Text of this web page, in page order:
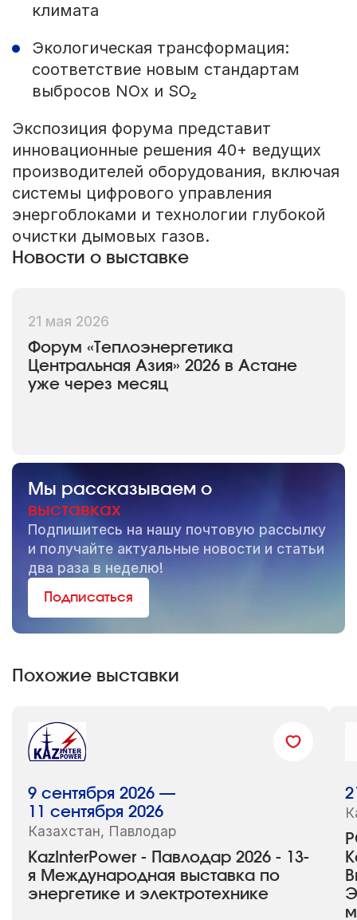
климата
Экологическая трансформация:
соответствие новым стандартам
выбросов NOx и SO₂
Экспозиция форума представит
инновационные решения 40+ ведущих
производителей оборудования, включая
системы цифрового управления
энергоблоками и технологии глубокой
очистки дымовых газов.
Новости о выставке
21 мая 2026
Форум «Теплоэнергетика
Центральная Азия» 2026 в Астане
уже через месяц
Мы рассказываем о
выставках
Подпишитесь на нашу почтовую рассылку
и получайте актуальные новости и статьи
два раза в неделю!
Подписаться
Похожие выставки
KazInterPower - Павлодар 2026 - 13-
я Международная выставка по
энергетике и электротехнике
9 сентября 2026 —
11 сентября 2026
Казахстан, Павлодар